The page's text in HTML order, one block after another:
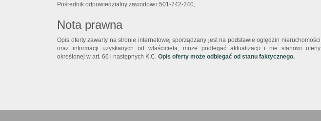
Pośrednik odpowiedzialny zawodowo:501-742-240,
Nota prawna
Opis oferty zawarty na stronie internetowej sporządzany jest na podstawie oględzin nieruchomości
oraz informacji uzyskanych od właściciela, może podlegać aktualizacji i nie stanowi oferty
określonej w art. 66 i następnych K.C. Opis oferty może odbiegać od stanu faktycznego.